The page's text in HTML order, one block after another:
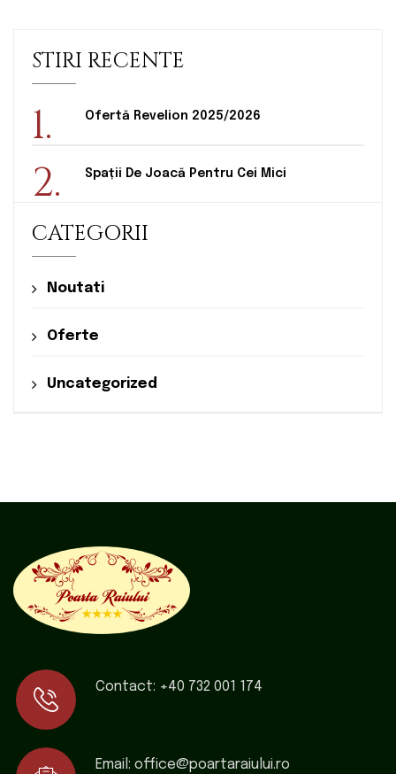
STIRI RECENTE
1. Ofertă Revelion 2025/2026
2. Spații De Joacă Pentru Cei Mici
CATEGORII
Noutati
Oferte
Uncategorized
Contact: +40 732 001 174
Email: office@poartaraiului.ro